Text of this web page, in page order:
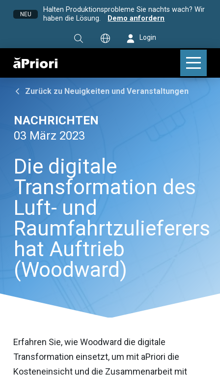
NEU
Halten Produktionsprobleme Sie nachts wach? Wir
haben die Lösung.
Demo anfordern
Login
Zurück zu Neuigkeiten und Veranstaltungen
NACHRICHTEN
03 März 2023
Die digitale
Transformation des
Luft- und
Raumfahrtzulieferers
hat Auftrieb
(Woodward)
Erfahren Sie, wie Woodward die digitale
Transformation einsetzt, um mit aPriori die
Kosteneinsicht und die Zusammenarbeit mit